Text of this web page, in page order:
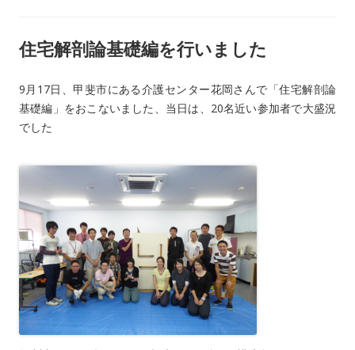
住宅解剖論基礎編を行いました
9月17日、甲斐市にある介護センター花岡さんで「住宅解剖論
基礎編」をおこないました、当日は、20名近い参加者で大盛況
でした